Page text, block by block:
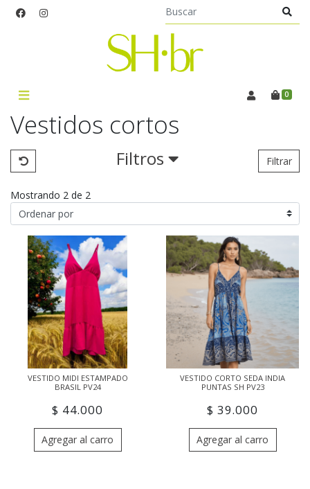
0
Vestidos cortos
Filtros Filtrar
Mostrando 2 de 2
VESTIDO MIDI ESTAMPADO
BRASIL PV24
$ 44.000
Agregar al carro
VESTIDO CORTO SEDA INDIA
PUNTAS SH PV23
$ 39.000
Agregar al carro